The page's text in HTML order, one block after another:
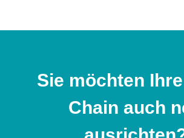
Sie möchten
Chain auch